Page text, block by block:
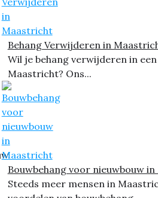
Behang Verwijderen in
Wil je behang verwijderen in
Maastricht? Ons...
Bouwbehang voor nieuwbouw
Steeds meer mensen in